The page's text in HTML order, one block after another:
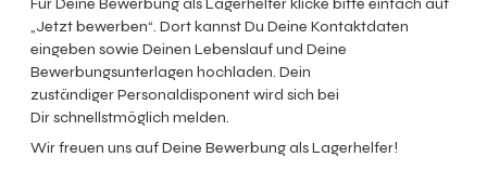
„Jetzt bewerben“. Dort kannst Du Deine Kontaktdaten
eingeben sowie Deinen Lebenslauf und Deine
Bewerbungsunterlagen hochladen. Dein
zuständiger Personaldisponent wird sich bei
Dir schnellstmöglich melden.
Wir freuen uns auf Deine Bewerbung als Lagerhelfer!